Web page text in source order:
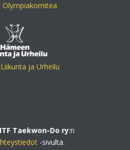
Olympiakomitea
ja Urheilu
Taekwon-Do ry:n
-sivulta.